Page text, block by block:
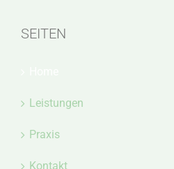
SEITEN
Leistungen
Praxis
Kontakt